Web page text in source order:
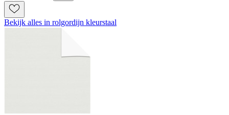
Bekijk alles in rolgordijn kleurstaal